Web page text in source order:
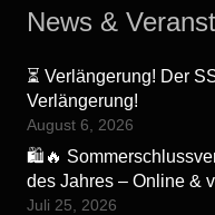
News &
⏳ Verlängerung! Der
Verlängerung!
August 6, 2026
🛍️🔥
des Jahres – Online &
Juli 25, 2026